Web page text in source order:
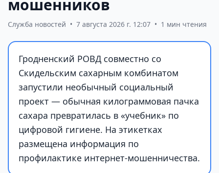
мошенников
Служба новостей • 7 августа 2026 г. 12:07 • 1 мин чтения
Гродненский РОВД совместно со
Скидельским сахарным комбинатом
запустили необычный социальный
проект — обычная килограммовая пачка
сахара превратилась в «учебник» по
цифровой гигиене. На этикетках
размещена информация по
профилактике интернет-мошенничества.